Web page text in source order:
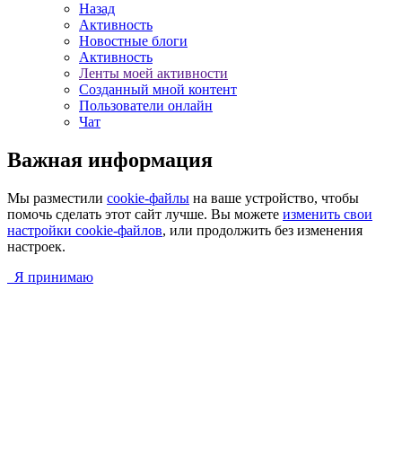
Назад
Активность
Новостные блоги
Активность
Ленты моей активности
Созданный мной контент
Пользователи онлайн
Чат
Важная информация
Мы разместили cookie-файлы на ваше устройство, чтобы
помочь сделать этот сайт лучше. Вы можете изменить свои
настройки cookie-файлов, или продолжить без изменения
настроек.
Я принимаю